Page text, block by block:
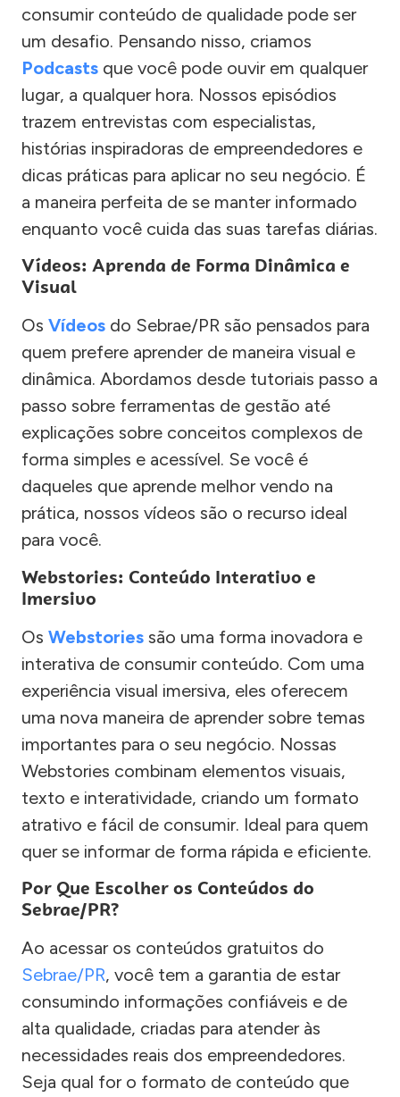
consumir conteúdo de qualidade pode ser
um desafio. Pensando nisso, criamos
Podcasts que você pode ouvir em qualquer
lugar, a qualquer hora. Nossos episódios
trazem entrevistas com especialistas,
histórias inspiradoras de empreendedores e
dicas práticas para aplicar no seu negócio. É
a maneira perfeita de se manter informado
enquanto você cuida das suas tarefas diárias.
Vídeos: Aprenda de Forma Dinâmica e
Visual
Os Vídeos do Sebrae/PR são pensados para
quem prefere aprender de maneira visual e
dinâmica. Abordamos desde tutoriais passo a
passo sobre ferramentas de gestão até
explicações sobre conceitos complexos de
forma simples e acessível. Se você é
daqueles que aprende melhor vendo na
prática, nossos vídeos são o recurso ideal
para você.
Webstories: Conteúdo Interativo e
Imersivo
Os Webstories são uma forma inovadora e
interativa de consumir conteúdo. Com uma
experiência visual imersiva, eles oferecem
uma nova maneira de aprender sobre temas
importantes para o seu negócio. Nossas
Webstories combinam elementos visuais,
texto e interatividade, criando um formato
atrativo e fácil de consumir. Ideal para quem
quer se informar de forma rápida e eficiente.
Por Que Escolher os Conteúdos do
Sebrae/PR?
Ao acessar os conteúdos gratuitos do
Sebrae/PR, você tem a garantia de estar
consumindo informações confiáveis e de
alta qualidade, criadas para atender às
necessidades reais dos empreendedores.
Seja qual for o formato de conteúdo que